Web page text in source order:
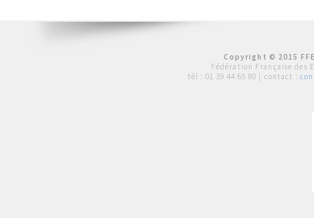
Copyright © 2015
Fédération Française des
tél : 01 39 44 65 80 | contact :